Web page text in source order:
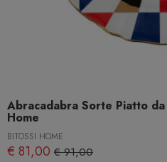
Abracadabra Sorte Piatto
Home
BITOSSI HOME
€ 81,00 € 91,00